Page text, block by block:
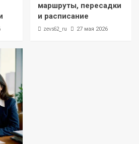
маршруты, пересадки
и расписание
zevs62_ru 27 мая 2026